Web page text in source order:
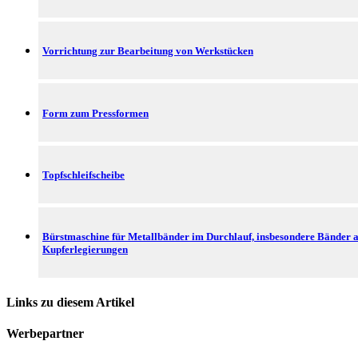
Vorrichtung zur Bearbeitung von Werkstücken
Form zum Pressformen
Topfschleifscheibe
Bürstmaschine für Metallbänder im Durchlauf, insbesondere Bänder
Kupferlegierungen
Links zu diesem Artikel
Werbepartner